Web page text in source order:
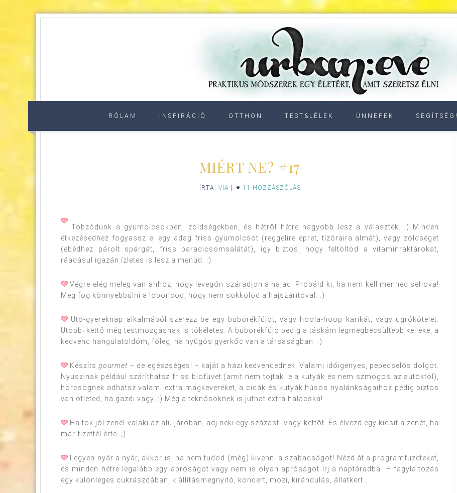
RÓLAM INSPIRÁCIÓ OTTHON TEST&LÉLEK ÜNNEPEK SEGÍTSÉG!
MIÉRT NE? #17
ÍRTA: VIA 11 HOZZÁSZÓLÁS
Tobzódünk a gyümölcsökben, zöldségekben, és hétről hétre nagyobb lesz a választék. :) Minden
étkezésedhez fogyassz el egy adag friss gyümölcsöt (reggelire epret, tízóraira almát), vagy zöldséget
(ebédhez párolt spárgát, friss paradicsomsalátát), így biztos, hogy feltöltöd a vitaminraktárokat,
ráadásul igazán ízletes is lesz a menüd. :)
Végre elég meleg van ahhoz, hogy levegőn száradjon a hajad. Próbáld ki, ha nem kell menned sehova!
Meg fog könnyebbülni a loboncod, hogy nem sokkolod a hajszárítóval. :)
Utó-gyereknap alkalmából szerezz be egy buborékfújót, vagy hoola-hoop karikát, vagy ugrókötelet.
Utóbbi kettő még testmozgásnak is tökéletes. A buborékfújó pedig a táskám legmegbecsültebb kelléke, a
kedvenc hangulatoldóm, főleg, ha nyűgös gyerkőc van a társaságban. :)
Készítsgourmet – de egészséges! – kaját a házi kedvencednek. Valami időigényes, pepecselős dolgot.
Nyuszinak például száríthatsz friss biofüvet (amit nem tojtak le a kutyák és nem szmogos az autóktól),
hörcsögnek adhatsz valami extra magkeveréket, a cicák és kutyák húsos nyalánkságaihoz pedig biztos
van ötleted, ha gazdi vagy. :) Még a teknősöknek is juthat extra halacska!
Ha tök jól zenél valaki az aluljáróban, adj neki egy százast. Vagy kettőt. És élvezd egy kicsit a zenét, ha
már fizettél érte. ;)
Legyen nyár a nyár, akkor is, ha nem tudod (még) kivenni a szabadságot! Nézd át a programfüzeteket,
és minden hétre legalább egy apróságot vagy nem is olyan apróságot írj a naptáradba – fagylaltozás
egy különleges cukrászdában, kiállításmegnyitó, koncert, mozi, kirándulás, állatkert…